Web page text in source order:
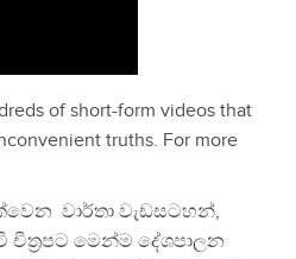
of short-form videos that
truths. For more
වාර්තා වැඩසටහන්,
චිත්‍රපට මෙන්ම දේශපාලන